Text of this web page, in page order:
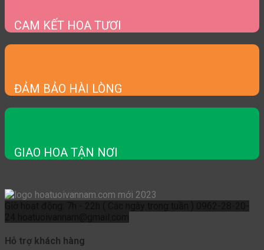
CAM KẾT HOA TƯƠI
ĐẢM BẢO HÀI LÒNG
GIAO HOA TẬN NƠI
Hỗ trợ khách hàng